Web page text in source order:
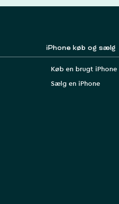
iPhone køb og sælg
Køb en brugt iPhone
Sælg en iPhone